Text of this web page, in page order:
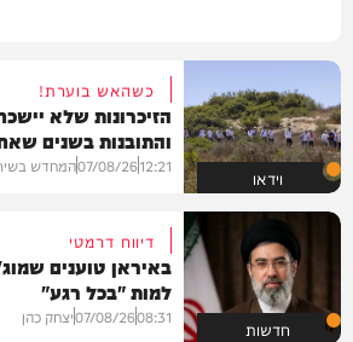
וידאו
כשהאש בוערת!
הזיכרונות שלא
והתובנות בשנים
12:21
07/08/26המחדש
חדשות
דיווח דרמטי
באיראן טוענים
למות "בכל רגע"
08:31
07/08/26יצחק כהן